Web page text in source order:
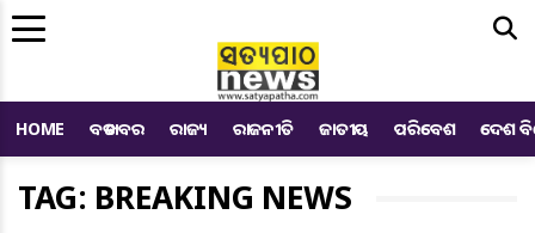
HOME ବଡ ଖବର ରାଜ୍ୟ ରାଜନୀତି ଜାତୀୟ ପରିବେଶ ଦେଶ
TAG: BREAKING NEWS